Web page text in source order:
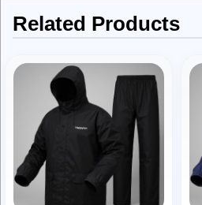
Related Products